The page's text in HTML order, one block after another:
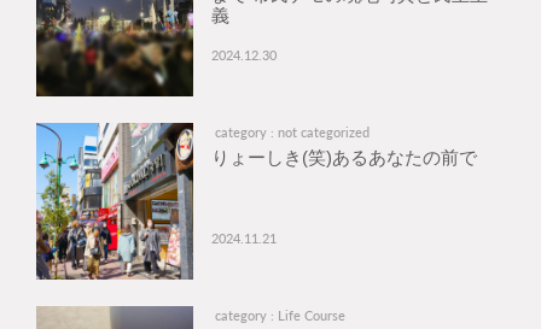
義
2024.12.30
category : not categorized
りょーしき(笑)あるあなたの前で
2024.11.21
category : Life Course